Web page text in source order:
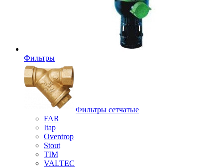
Фильтры
Фильтры сетчатые
FAR
Itap
Oventrop
Stout
TIM
VALTEC